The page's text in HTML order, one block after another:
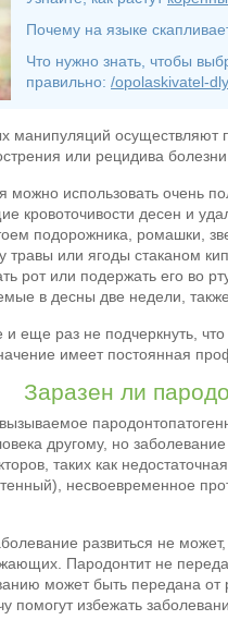
Почему на языке
Что нужно знать, чтобы
правильно: /opolaskivatel-
манипуляций
или рецидива
можно использовать очень
кровоточивости десен и
подорожника, ромашки,
травы или ягоды стаканом
рот или подержать его во
в десны две недели,
еще раз не подчеркнуть,
имеет постоянная
Заразен ли
другому, но
таких как
несвоевременное
развиться не
Пародонтит не
может быть передана от
помогут избежать